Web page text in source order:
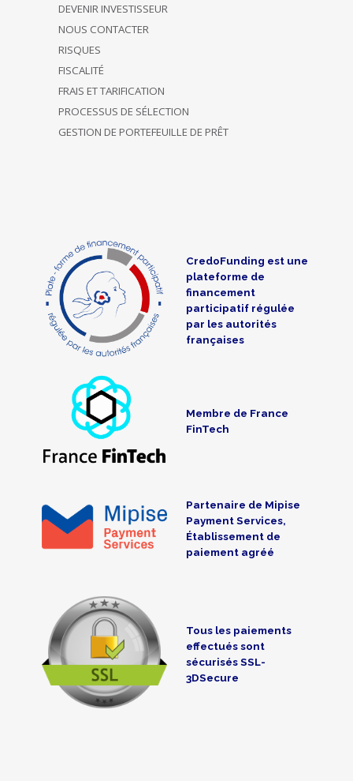
DEVENIR INVESTISSEUR
NOUS CONTACTER
RISQUES
FISCALITÉ
FRAIS ET TARIFICATION
PROCESSUS DE SÉLECTION
GESTION DE PORTEFEUILLE DE PRÊT
CredoFunding est une
plateforme de
financement
participatif régulée
par les autorités
françaises
Membre de France
FinTech
Partenaire de Mipise
Payment Services,
Établissement de
paiement agréé
Tous les paiements
effectués sont
sécurisés SSL-
3DSecure